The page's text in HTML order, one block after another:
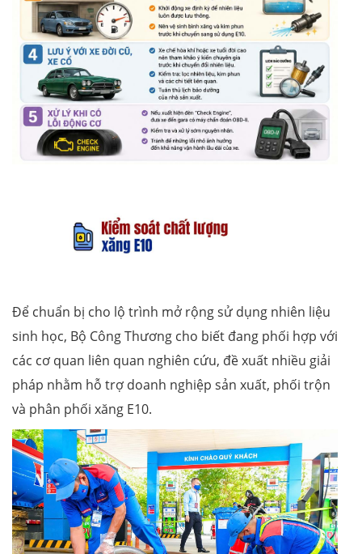
Để chuẩn bị cho lộ trình mở rộng sử dụng nhiên liệu
sinh học, Bộ Công Thương cho biết đang phối hợp với
các cơ quan liên quan nghiên cứu, đề xuất nhiều giải
pháp nhằm hỗ trợ doanh nghiệp sản xuất, phối trộn
và phân phối xăng E10.